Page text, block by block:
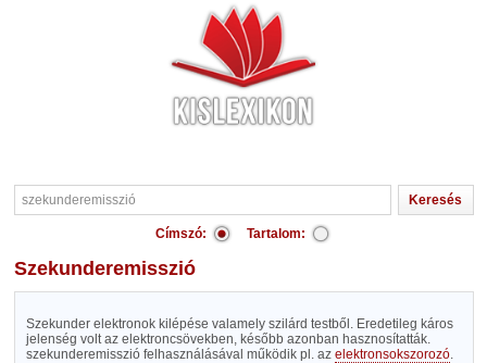
Címszó: Tartalom:
szekunderemisszió
Szekunder elektronok kilépése valamely szilárd testből. Eredetileg káros
jelenség volt az elektroncsövekben, később azonban hasznosítatták.
szekunderemisszió felhasználásával működik pl. az elektronsokszorozó.